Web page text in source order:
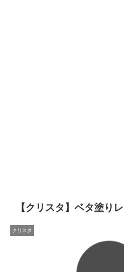
【クリスタ】ベタ塗り
クリスタ